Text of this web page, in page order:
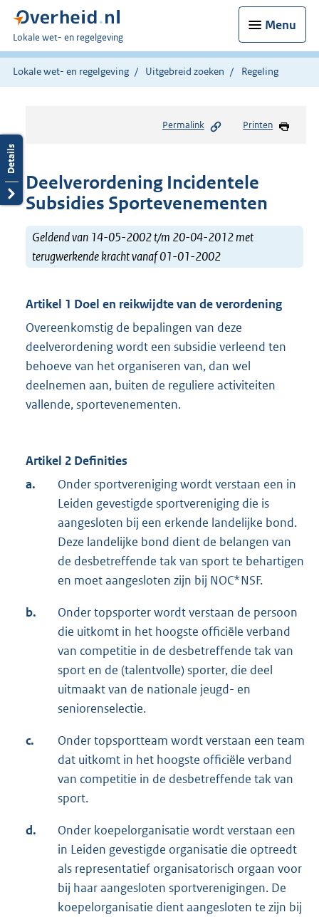
Menu
U
bent
hier:
Lokale wet- en regelgeving
Lokale wet- en regelgeving Uitgebreid zoeken Regeling
Permalink Printen
Deelverordening Incidentele
Subsidies Sportevenementen
Geldend van 14-05-2002 t/m 20-04-2012 met
terugwerkende kracht vanaf 01-01-2002
Artikel 1 Doel en reikwijdte van de verordening
Overeenkomstig de bepalingen van deze
deelverordening wordt een subsidie verleend ten
behoeve van het organiseren van, dan wel
deelnemen aan, buiten de reguliere activiteiten
vallende, sportevenementen.
Artikel 2 Definities
a.
Onder sportvereniging wordt verstaan een in
Leiden gevestigde sportvereniging die is
aangesloten bij een erkende landelijke bond.
Deze landelijke bond dient de belangen van
de desbetreffende tak van sport te behartigen
en moet aangesloten zijn bij NOC*NSF.
b.
Onder topsporter wordt verstaan de persoon
die uitkomt in het hoogste officiële verband
van competitie in de desbetreffende tak van
sport en de (talentvolle) sporter, die deel
uitmaakt van de nationale jeugd- en
seniorenselectie.
c.
Onder topsportteam wordt verstaan een team
dat uitkomt in het hoogste officiële verband
van competitie in de desbetreffende tak van
sport.
d.
Onder koepelorganisatie wordt verstaan een
in Leiden gevestigde organisatie die optreedt
als representatief organisatorisch orgaan voor
bij haar aangesloten sportverenigingen. De
koepelorganisatie dient aangesloten te zijn bij